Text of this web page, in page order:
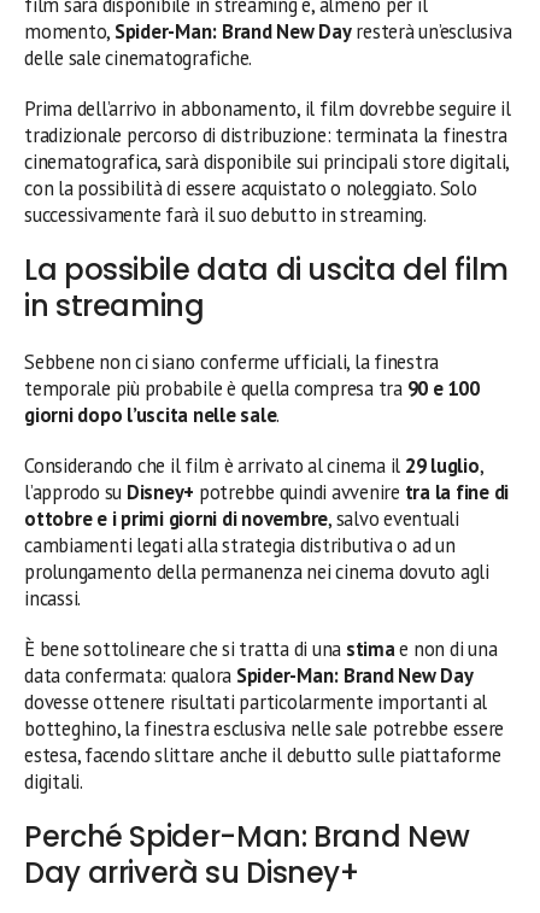
momento, Spider-Man: Brand New Dayresterà un’esclusiva
delle sale cinematografiche.
Prima dell’arrivo in abbonamento, il film dovrebbe seguire il
tradizionale percorso di distribuzione: terminata la finestra
cinematografica, sarà disponibile sui principali store digitali,
con la possibilità di essere acquistato o noleggiato. Solo
successivamente farà il suo debutto in streaming.
La possibile data di uscita del film
in streaming
Sebbene non ci siano conferme ufficiali, la finestra
temporale più probabile è quella compresa tra 90 e 100
giorni dopo l’uscita nelle sale.
Considerando che il film è arrivato al cinema il 29 luglio,
l’approdo su Disney+ potrebbe quindi avvenire tra la fine di
ottobre e i primi giorni di novembre, salvo eventuali
cambiamenti legati alla strategia distributiva o ad un
prolungamento della permanenza nei cinema dovuto agli
incassi.
È bene sottolineare che si tratta di una stimae non di una
data confermata: qualora Spider-Man: Brand New Day
dovesse ottenere risultati particolarmente importanti al
botteghino, la finestra esclusiva nelle sale potrebbe essere
estesa, facendo slittare anche il debutto sulle piattaforme
digitali.
Perché Spider-Man: Brand New
Day arriverà su Disney+